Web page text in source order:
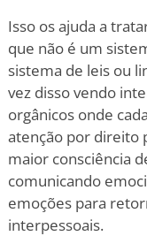
Isso os ajuda a
que não é um
sistema de leis ou
vez disso vendo
orgânicos onde
atenção por direito
maior consciência
comunicando
emoções para
interpessoais.